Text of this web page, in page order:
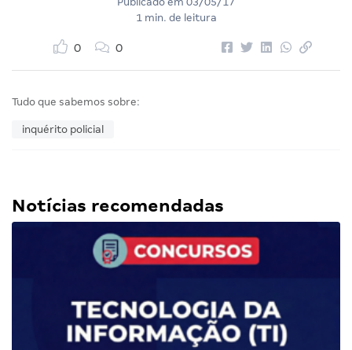
1 min. de leitura
0 0
Tudo que sabemos sobre:
inquérito policial
Notícias recomendadas